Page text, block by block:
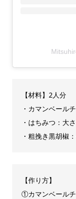
【材料】2人分
・カマンベール
・はちみつ：大
・粗挽き黒胡椒
【作り方】
①カマンベールチ